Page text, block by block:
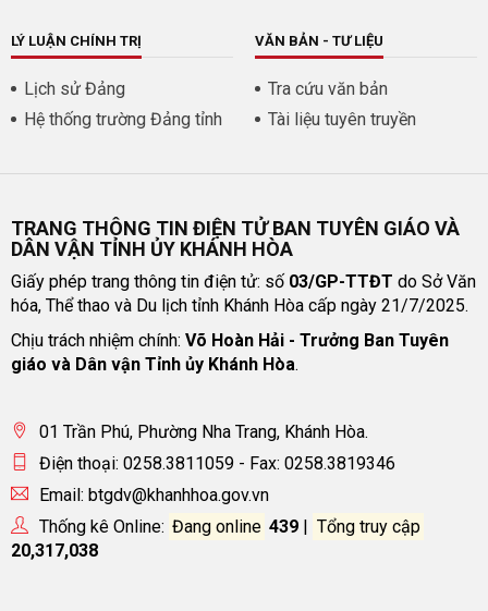
LÝ LUẬN CHÍNH TRỊ
Lịch sử Đảng
Hệ thống trường Đảng tỉnh
VĂN BẢN - TƯ LIỆU
Tra cứu văn bản
Tài liệu tuyên truyền
TRANG THÔNG TIN ĐIỆN TỬ BAN TUYÊN GIÁO VÀ
DÂN VẬN TỈNH ỦY KHÁNH HÒA
Giấy phép trang thông tin điện tử: số 03/GP-TTĐT do Sở Văn
hóa, Thể thao và Du lịch tỉnh Khánh Hòa cấp ngày 21/7/2025.
Chịu trách nhiệm chính: Võ Hoàn Hải - Trưởng Ban Tuyên
giáo và Dân vận Tỉnh ủy Khánh Hòa.
01 Trần Phú, Phường Nha Trang, Khánh Hòa.
Điện thoại: 0258.3811059 - Fax: 0258.3819346
Email: btgdv@khanhhoa.gov.vn
Thống kê Online: Đang online 439 | Tổng truy cập
20,317,038